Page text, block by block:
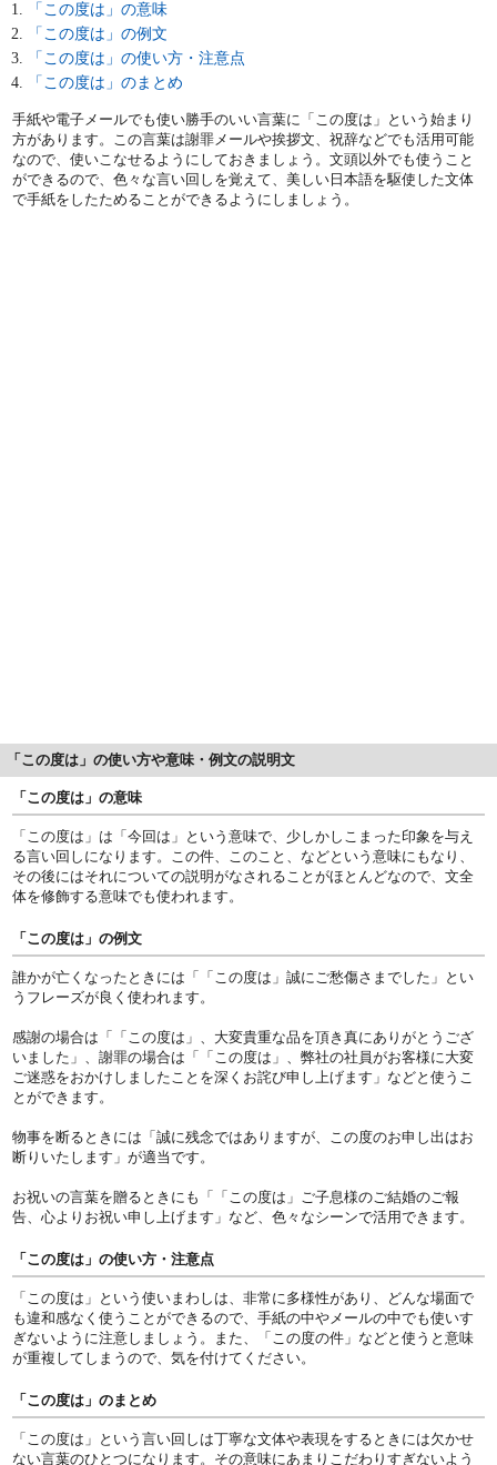
「この度は」の意味
「この度は」の例文
「この度は」の使い方・注意点
「この度は」のまとめ
手紙や電子メールでも使い勝手のいい言葉に「この度は」という始まり
方があります。この言葉は謝罪メールや挨拶文、祝辞などでも活用可能
なので、使いこなせるようにしておきましょう。文頭以外でも使うこと
ができるので、色々な言い回しを覚えて、美しい日本語を駆使した文体
で手紙をしたためることができるようにしましょう。
「この度は」の使い方や意味・例文の説明文
「この度は」の意味
「この度は」は「今回は」という意味で、少しかしこまった印象を与え
る言い回しになります。この件、このこと、などという意味にもなり、
その後にはそれについての説明がなされることがほとんどなので、文全
体を修飾する意味でも使われます。
「この度は」の例文
誰かが亡くなったときには「「この度は」誠にご愁傷さまでした」とい
うフレーズが良く使われます。
感謝の場合は「「この度は」、大変貴重な品を頂き真にありがとうござ
いました」、謝罪の場合は「「この度は」、弊社の社員がお客様に大変
ご迷惑をおかけしましたことを深くお詫び申し上げます」などと使うこ
とができます。
物事を断るときには「誠に残念ではありますが、この度のお申し出はお
断りいたします」が適当です。
お祝いの言葉を贈るときにも「「この度は」ご子息様のご結婚のご報
告、心よりお祝い申し上げます」など、色々なシーンで活用できます。
「この度は」の使い方・注意点
「この度は」という使いまわしは、非常に多様性があり、どんな場面で
も違和感なく使うことができるので、手紙の中やメールの中でも使いす
ぎないように注意しましょう。また、「この度の件」などと使うと意味
が重複してしまうので、気を付けてください。
「この度は」のまとめ
「この度は」という言い回しは丁寧な文体や表現をするときには欠かせ
ない言葉のひとつになります。その意味にあまりこだわりすぎないよう